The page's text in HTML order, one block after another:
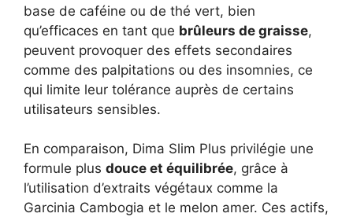
base de caféine ou de thé vert, bien
qu’efficaces en tant que brûleurs de graisse,
peuvent provoquer des effets secondaires
comme des palpitations ou des insomnies, ce
qui limite leur tolérance auprès de certains
utilisateurs sensibles.
En comparaison, Dima Slim Plus privilégie une
formule plus douce et équilibrée, grâce à
l’utilisation d’extraits végétaux comme la
Garcinia Cambogia et le melon amer. Ces actifs,